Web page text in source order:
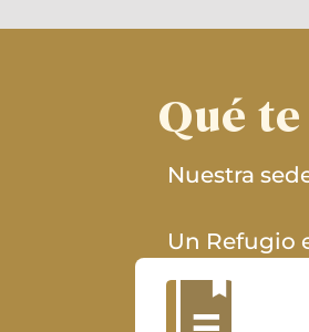
Qué
Nuestra
Un Refugio